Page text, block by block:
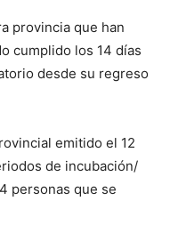
provincia que han
cumplido los 14 días
desde su regreso
emitido el 12
de incubación/
personas que se